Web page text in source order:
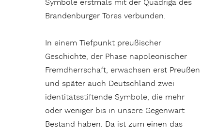
Symbole erstmals mit der Quadriga des
Brandenburger Tores verbunden.
In einem Tiefpunkt preußischer
Geschichte, der Phase napoleonischer
Fremdherrschaft, erwachsen erst Preußen
und später auch Deutschland zwei
identitätsstiftende Symbole, die mehr
oder weniger bis in unsere Gegenwart
Bestand haben. Da ist zum einen das